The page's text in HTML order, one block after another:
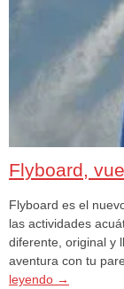
Flyboard,
Flyboard es el
las actividades
diferente, original y
aventura con tu
leyendo →